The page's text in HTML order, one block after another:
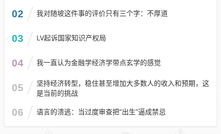
02 我对随坡这件事的评价只有三个字：不厚道
03 LV起诉国家知识产权局
04 我一直认为金融学经济学带点玄学的感觉
05
坚持经济转型，稳住甚至增加大多数人的收入和预期，这
是当前的挑战
06 语言的溃逃：当过度审查把“出生”逼成禁忌